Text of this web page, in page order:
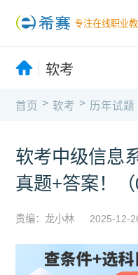
专注在线职业
软考
首页 > 软考 > 历年试题
软考中级信息
真题+答案！（
责编：龙小林 2025-12-